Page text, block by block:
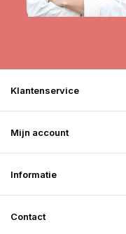
Klantenservice
Mijn account
Informatie
Contact